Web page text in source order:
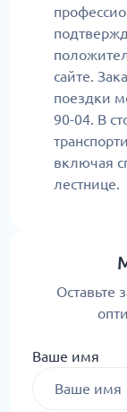
сайте.
поездки
90-04. В
включая
лестнице.
Оставьте
Ваше имя